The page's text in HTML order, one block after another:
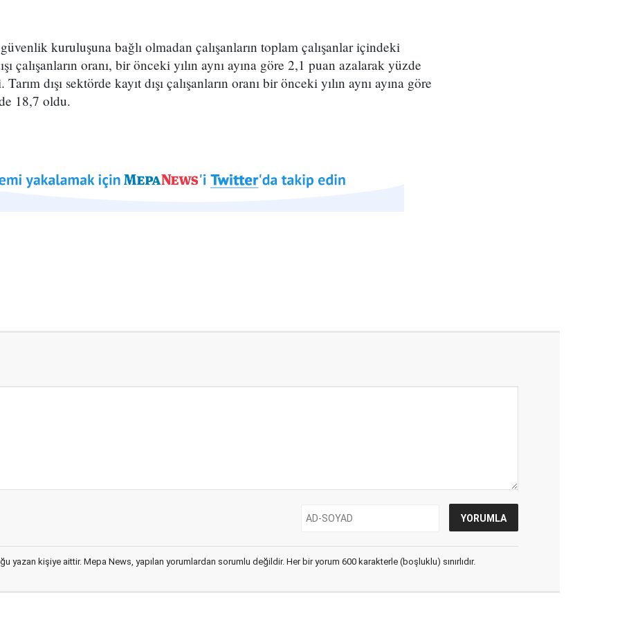
kuruluşuna bağlı olmadan çalışanların toplam çalışanlar içindeki
çalışanların oranı, bir önceki yılın aynı ayına göre 2,1 puan azalarak yüzde
dışı sektörde kayıt dışı çalışanların oranı bir önceki yılın aynı ayına göre
18,7 oldu.
yazan kişiye aittir. Mepa News, yapılan yorumlardan sorumlu değildir. Her bir yorum 600 karakterle (boşluklu) sınırlıdır.